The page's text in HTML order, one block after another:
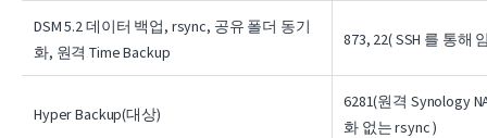
DSM 5.2 데이터 백업, rsync, 공유 폴더 동기
화, 원격 Time Backup
873, 22( SSH 를 통해
Hyper Backup(대상)
6281(원격 Synology
화 없는 rsync )